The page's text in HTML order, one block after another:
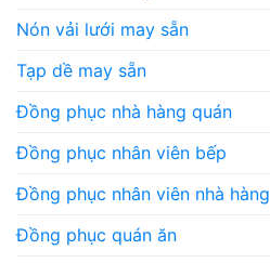
Nón vải lưới may sẵn
Tạp dề may sẵn
Đồng phục nhà hàng quán
Đồng phục nhân viên bếp
Đồng phục nhân viên nhà hàng
Đồng phục quán ăn